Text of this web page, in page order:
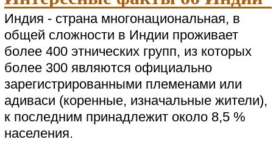
Индия - страна многонациональная, в
общей сложности в Индии проживает
более 400 этнических групп, из которых
более 300 являются официально
зарегистрированными племенами или
адиваси (коренные, изначальные жители),
к последним принадлежит около 8,5 %
населения.